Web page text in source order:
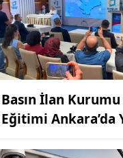
MUHABİR: Elife Karaarslan
Basın İlan
Eğitimi Ankara’da